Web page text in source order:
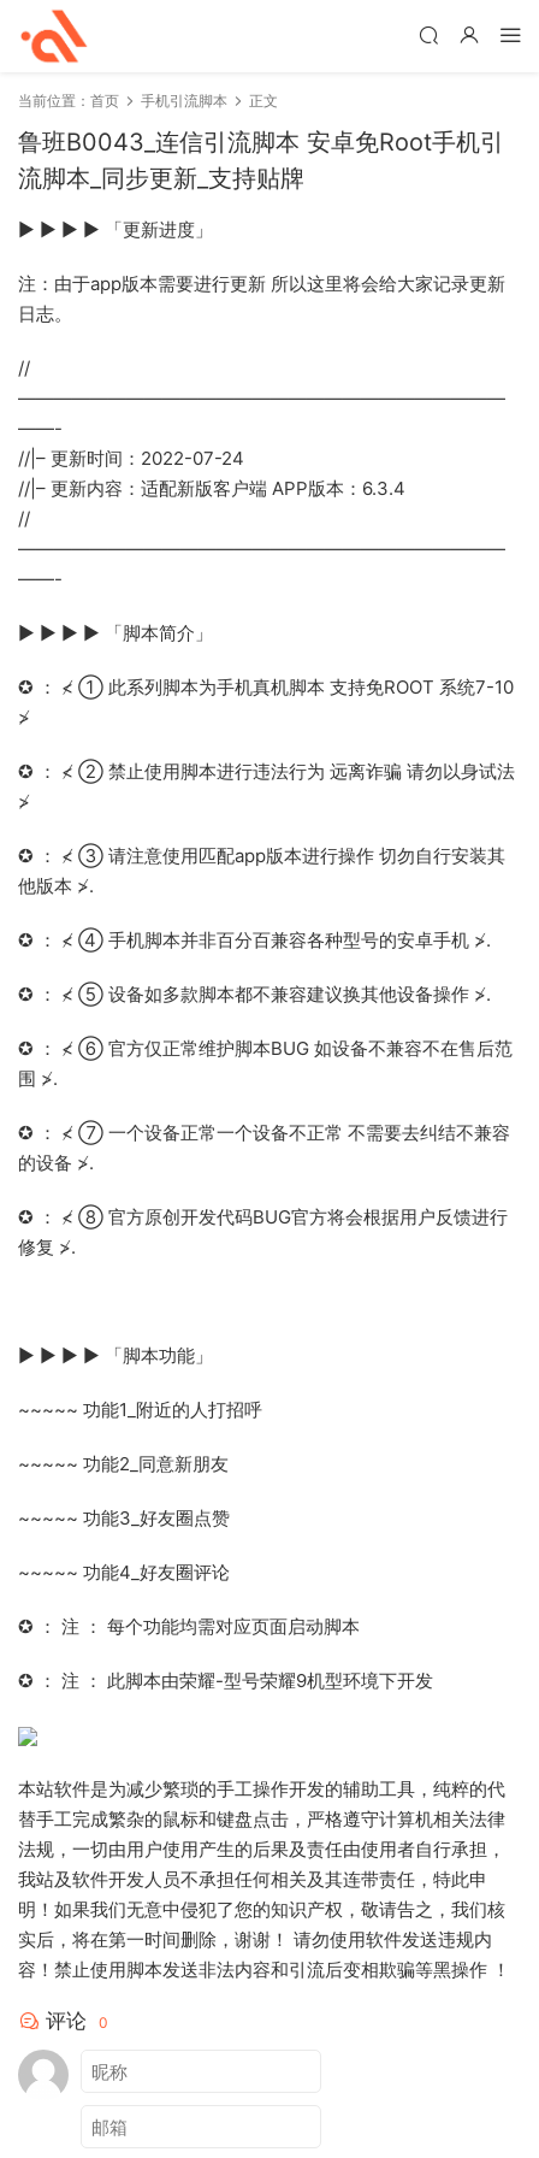
当前位置： 首页 手机引流脚本 正文
鲁班B0043_连信引流脚本 安卓免Root手机引
流脚本_同步更新_支持贴牌
▶ ▶ ▶ ▶ 「更新进度」
注：由于app版本需要进行更新 所以这里将会给大家记录更新
日志。
//
———————————————————————————
——-
//|– 更新时间：2022-07-24
//|– 更新内容：适配新版客户端 APP版本：6.3.4
//
———————————————————————————
——-
▶ ▶ ▶ ▶ 「脚本简介」
✪ ： ≮ ① 此系列脚本为手机真机脚本 支持免ROOT 系统7-10
≯
✪ ： ≮ ② 禁止使用脚本进行违法行为 远离诈骗 请勿以身试法
≯
✪ ： ≮ ③ 请注意使用匹配app版本进行操作 切勿自行安装其
他版本 ≯.
✪ ： ≮ ④ 手机脚本并非百分百兼容各种型号的安卓手机 ≯.
✪ ： ≮ ⑤ 设备如多款脚本都不兼容建议换其他设备操作 ≯.
✪ ： ≮ ⑥ 官方仅正常维护脚本BUG 如设备不兼容不在售后范
围 ≯.
✪ ： ≮ ⑦ 一个设备正常一个设备不正常 不需要去纠结不兼容
的设备 ≯.
✪ ： ≮ ⑧ 官方原创开发代码BUG官方将会根据用户反馈进行
修复 ≯.
▶ ▶ ▶ ▶ 「脚本功能」
~~~~~ 功能1_附近的人打招呼
~~~~~ 功能2_同意新朋友
~~~~~ 功能3_好友圈点赞
~~~~~ 功能4_好友圈评论
✪ ： 注 ： 每个功能均需对应页面启动脚本
✪ ： 注 ： 此脚本由荣耀-型号荣耀9机型环境下开发
本站软件是为减少繁琐的手工操作开发的辅助工具，纯粹的代
替手工完成繁杂的鼠标和键盘点击，严格遵守计算机相关法律
法规，一切由用户使用产生的后果及责任由使用者自行承担，
我站及软件开发人员不承担任何相关及其连带责任，特此申
明！如果我们无意中侵犯了您的知识产权，敬请告之，我们核
实后，将在第一时间删除，谢谢！ 请勿使用软件发送违规内
容！禁止使用脚本发送非法内容和引流后变相欺骗等黑操作 ！
评论 0